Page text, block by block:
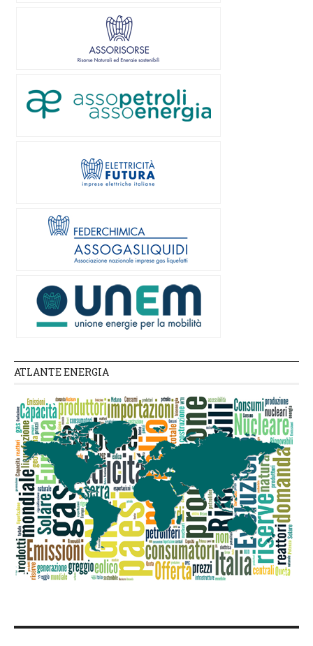
ATLANTE ENERGIA